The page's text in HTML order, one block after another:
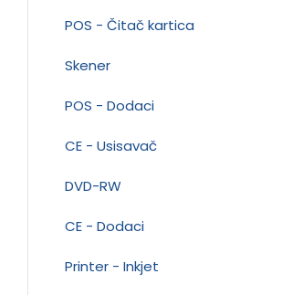
POS - Čitač kartica
Skener
POS - Dodaci
CE - Usisavač
DVD-RW
CE - Dodaci
Printer - Inkjet